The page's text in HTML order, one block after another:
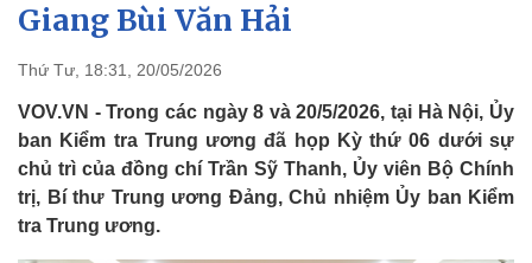
Chính trị
Tổ chức nhân sự
Quốc hội
Nhận diện sự thật
Dự báo thời tiết
Giáo dục
Dấu ấn VOV
Việc làm
Giang Bùi Văn Hải
Thứ Tư, 18:31, 20/05/2026
VOV.VN - Trong các ngày 8 và 20/5/2026, tại Hà Nội, Ủy
ban Kiểm tra Trung ương đã họp Kỳ thứ 06 dưới sự
chủ trì của đồng chí Trần Sỹ Thanh, Ủy viên Bộ Chính
trị, Bí thư Trung ương Đảng, Chủ nhiệm Ủy ban Kiểm
tra Trung ương.